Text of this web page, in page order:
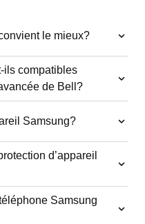
le mieux?
ils compatibles
de Bell?
Samsung?
d’appareil
Samsung